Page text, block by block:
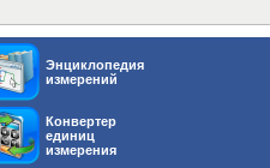
Энциклопедия
измерений
Конвертер
единиц
измерения